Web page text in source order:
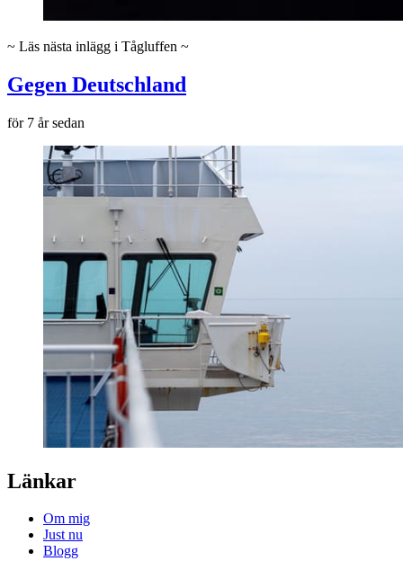
~ Läs nästa inlägg i Tågluffen ~
Gegen Deutschland
för 7 år sedan
Länkar
Om mig
Just nu
Blogg